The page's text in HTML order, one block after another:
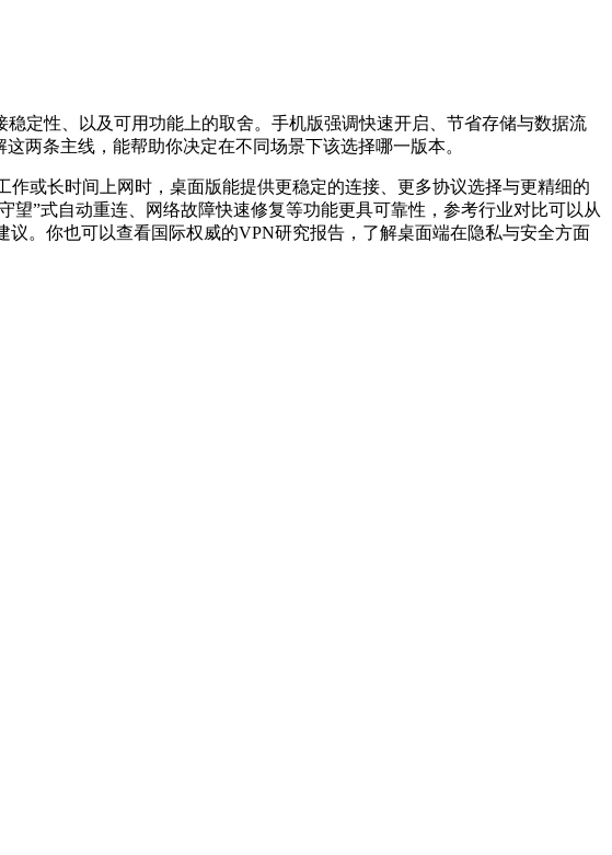
定性、以及可用功能上的取舍。手机版强调快速开启、节省存储与数据流
两条主线，能帮助你决定在不同场景下该选择哪一版本。
或长时间上网时，桌面版能提供更稳定的连接、更多协议选择与更精细的
”式自动重连、网络故障快速修复等功能更具可靠性，参考行业对比可以从
议。你也可以查看国际权威的VPN研究报告，了解桌面端在隐私与安全方面